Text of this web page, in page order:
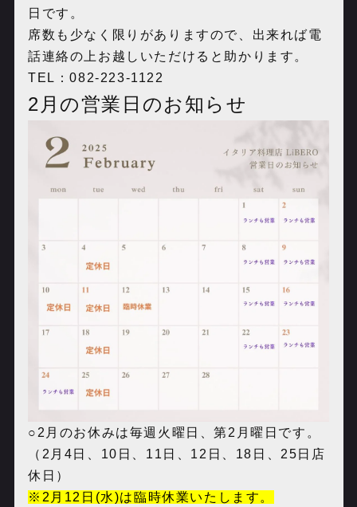
日です。
席数も少なく限りがありますので、出来れば電
話連絡の上お越しいただけると助かります。
TEL：082-223-1122
2月の営業日のお知らせ
○2月のお休みは毎週火曜日、第2月曜日です。
（2月4日、10日、11日、12日、18日、25日店
休日）
※2月12日(水)は臨時休業いたします。